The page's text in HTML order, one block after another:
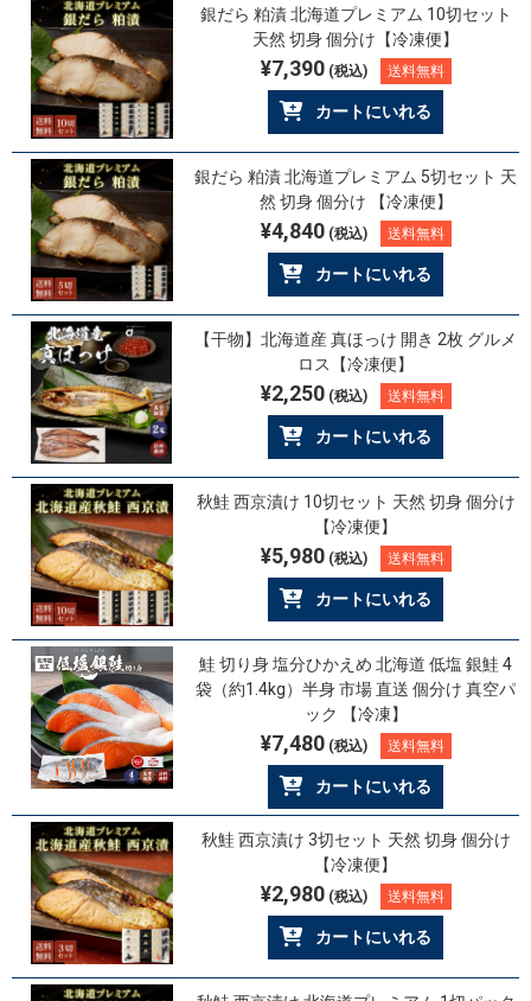
銀だら 粕漬 北海道プレミアム 10切セット
天然 切身 個分け【冷凍便】
¥7,390(税込) 送料無料
カートにいれる
銀だら 粕漬 北海道プレミアム 5切セット 天
然 切身 個分け 【冷凍便】
¥4,840(税込) 送料無料
カートにいれる
【干物】北海道産 真ほっけ 開き 2枚 グルメ
ロス【冷凍便】
¥2,250(税込) 送料無料
カートにいれる
秋鮭 西京漬け 10切セット 天然 切身 個分け
【冷凍便】
¥5,980(税込) 送料無料
カートにいれる
鮭 切り身 塩分ひかえめ 北海道 低塩 銀鮭 4
袋（約1.4kg）半身 市場 直送 個分け 真空パ
ック 【冷凍】
¥7,480(税込) 送料無料
カートにいれる
秋鮭 西京漬け 3切セット 天然 切身 個分け
【冷凍便】
¥2,980(税込) 送料無料
カートにいれる